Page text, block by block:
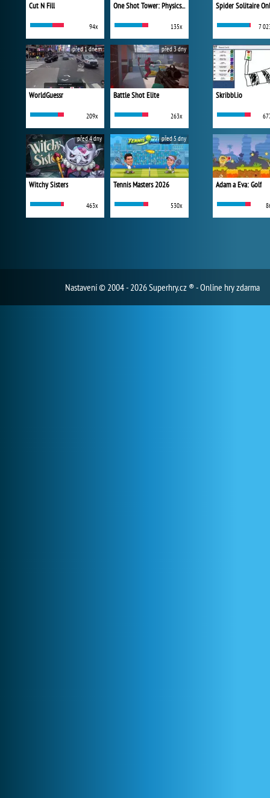
Cut N Fill
94x
One Shot Tower: Physics Destroyer
135x
WorldGuessr
209x
před 1 dnem
Battle Shot Elite
263x
před 3 dny
Witchy Sisters
463x
před 4 dny
Tennis Masters 2026
530x
před 5 dny
Spider Solitaire
7
Skribbl.io
Adam a Eva: Golf
Nastavení© 2004 - 2026 Superhry.cz ® - Online hry zdarma